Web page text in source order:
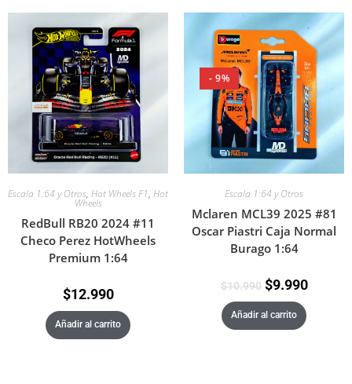
Escala 1:64 y Otros, Hot Wheels F1, Hot
Wheels
RedBull RB20 2024 #11
Checo Perez HotWheels
Premium 1:64
$12.990
Añadir al carrito
- 9%
Escala 1:64 y Otros
Mclaren MCL39 2025 #81
Oscar Piastri Caja Normal
Burago 1:64
$10.990 $9.990
Añadir al carrito